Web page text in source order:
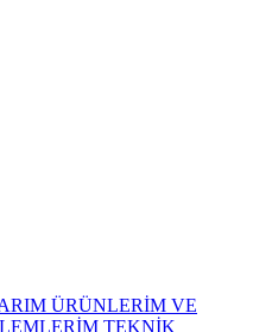
ÜRÜNLERİM VE
TEKNİK